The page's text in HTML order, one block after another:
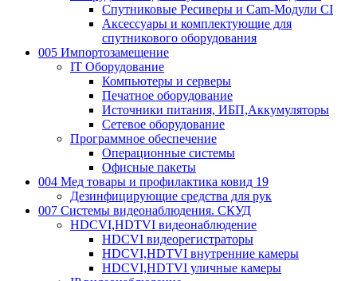
Спутниковые Ресиверы и Cam-Модули CI
Аксессуары и комплектующие для
спутникового оборудования
005 Импортозамещение
IT Оборудование
Компьютеры и серверы
Печатное оборудование
Источники питания, ИБП,Аккумуляторы
Сетевое оборудование
Программное обеспечение
Операционные системы
Офисные пакеты
004 Мед товары и профилактика ковид 19
Дезинфицирующие средства для рук
007 Системы видеонаблюдения. СКУД
HDCVI,HDTVI видеонаблюдение
HDCVI видеорегистраторы
HDCVI,HDTVI внутренние камеры
HDCVI,HDTVI уличные камеры